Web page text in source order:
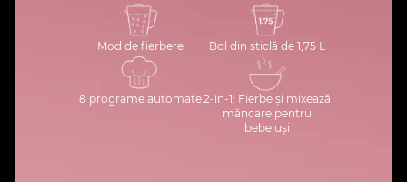
Mod de fierbere Bol din sticlă de 1,75 L
8 programe automate2-în-1: Fierbe și mixează
mâncare pentru
bebeluși